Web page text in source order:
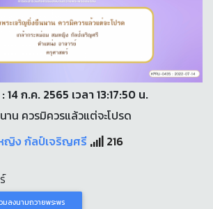
ก.ค. 2565 เวลา 13:17:50 น.
น ควรมิควรแล้วแต่จะโปรด
ญิง กัลป์เจริญศรี
216
มลงนามถวายพระพร